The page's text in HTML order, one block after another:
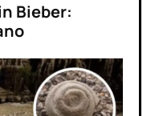
Bieber: